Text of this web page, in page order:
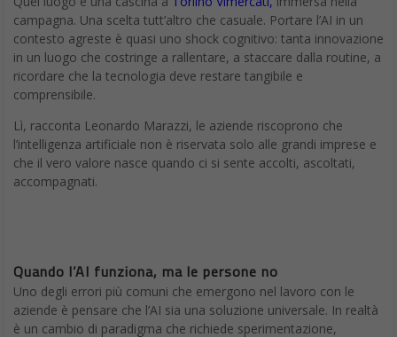
campagna. Una scelta tutt’altro che casuale. Portare l’AI in un
contesto agreste è quasi uno shock cognitivo: tanta innovazione
in un luogo che costringe a rallentare, a staccare dalla routine, a
ricordare che la tecnologia deve restare tangibile e
comprensibile.
Lì, racconta Leonardo Marazzi, le aziende riscoprono che
l’intelligenza artificiale non è riservata solo alle grandi imprese e
che il vero valore nasce quando ci si sente accolti, ascoltati,
accompagnati.
Quando l’AI funziona, ma le persone no
Uno degli errori più comuni che emergono nel lavoro con le
aziende è pensare che l’AI sia una soluzione universale. In realtà
è un cambio di paradigma che richiede sperimentazione,